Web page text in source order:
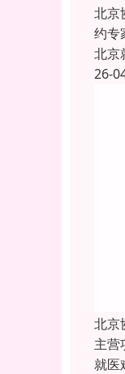
北京
约专
北京
26-
北京
主营
就医